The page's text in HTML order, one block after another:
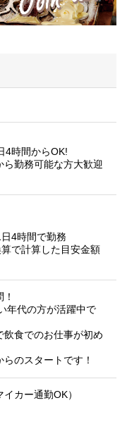
4時間からOK!
勤務可能な方大歓迎
4時間で勤務
で計算した目安金額
年代の方が活躍中で
飲食でのお仕事が初め
のスタートです！
カー通勤OK）